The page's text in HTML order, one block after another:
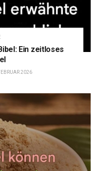
Ein zeitloses
2026